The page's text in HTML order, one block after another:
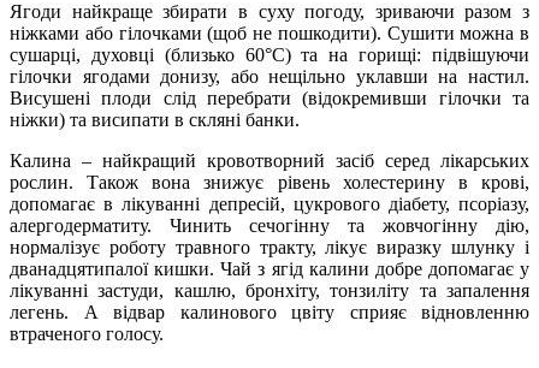
Ягоди найкраще збирати в суху погоду, зриваючи разом з
ніжками або гілочками (щоб не пошкодити). Сушити можна в
сушарці, духовці (близько 60°C) та на горищі: підвішуючи
гілочки ягодами донизу, або нещільно уклавши на настил.
Висушені плоди слід перебрати (відокремивши гілочки та
ніжки) та висипати в скляні банки.
Калина – найкращий кровотворний засіб серед лікарських
рослин. Також вона знижує рівень холестерину в крові,
допомагає в лікуванні депресій, цукрового діабету, псоріазу,
алергодерматиту. Чинить сечогінну та жовчогінну дію,
нормалізує роботу травного тракту, лікує виразку шлунку і
дванадцятипалої кишки. Чай з ягід калини добре допомагає у
лікуванні застуди, кашлю, бронхіту, тонзиліту та запалення
легень. А відвар калинового цвіту сприяє відновленню
втраченого голосу.